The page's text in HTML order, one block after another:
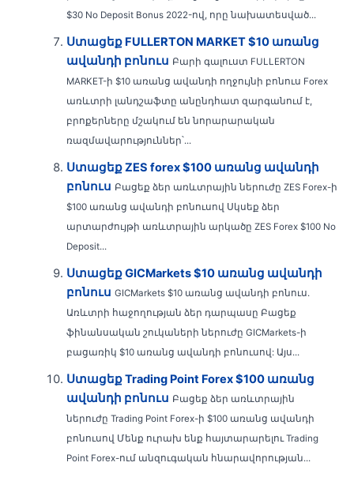
$30 No Deposit Bonus 2022-ով, որը նախատեսված...
Ստացեք FULLERTON MARKET $10 առանց
ավանդի բոնուս Բարի գալուստ FULLERTON
MARKET-ի $10 առանց ավանդի ողջույնի բոնուս Forex
առևտրի լանդշաֆտը անընդհատ զարգանում է,
բրոքերները մշակում են նորարարական
ռազմավարություններ՝...
Ստացեք ZES forex $100 առանց ավանդի
բոնուս Բացեք ձեր առևտրային ներուժը ZES Forex-ի
$100 առանց ավանդի բոնուսով Սկսեք ձեր
արտարժույթի առևտրային արկածը ZES Forex $100 No
Deposit...
Ստացեք GICMarkets $10 առանց ավանդի
բոնուս GICMarkets $10 առանց ավանդի բոնուս.
Առևտրի հաջողության ձեր դարպասը Բացեք
ֆինանսական շուկաների ներուժը GICMarkets-ի
բացառիկ $10 առանց ավանդի բոնուսով: Այս...
Ստացեք Trading Point Forex $100 առանց
ավանդի բոնուս Բացեք ձեր առևտրային
ներուժը Trading Point Forex-ի $100 առանց ավանդի
բոնուսով Մենք ուրախ ենք հայտարարելու Trading
Point Forex-ում անզուգական հնարավորության...